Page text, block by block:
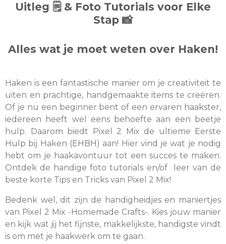
Uitleg 🗒️ & Foto Tutorials voor Elke
Stap 📸
Alles wat je moet weten over Haken!
Haken is een fantastische manier om je creativiteit te
uiten en prachtige, handgemaakte items te creëren.
Of je nu een beginner bent of een ervaren haakster,
iedereen heeft wel eens behoefte aan een beetje
hulp. Daarom biedt Pixel 2 Mix de ultieme Eerste
Hulp bij Haken (EHBH) aan! Hier vind je wat je nodig
hebt om je haakavontuur tot een succes te maken.
Ontdek de handige foto tutorials en/of leer van de
beste korte Tips en Tricks van Pixel 2 Mix!
Bedenk wel, dit zijn de handigheidjes en maniertjes
van Pixel 2 Mix -Homemade Crafts-. Kies jouw manier
en kijk wat jij het fijnste, makkelijkste, handigste vindt
is om met je haakwerk om te gaan.